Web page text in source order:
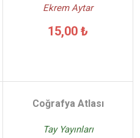
Ekrem Aytar
15,00 ₺
Coğrafya Atlası
Tay Yayınları